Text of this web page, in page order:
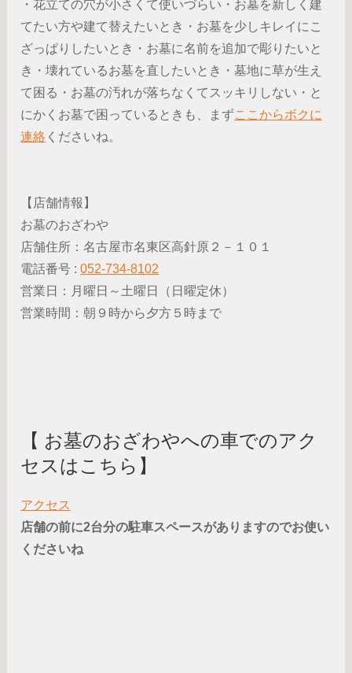
・花立ての穴が小さくて使いづらい・お墓を新しく建
てたい方や建て替えたいとき・お墓を少しキレイにこ
ざっぱりしたいとき・お墓に名前を追加で彫りたいと
き・壊れているお墓を直したいとき・墓地に草が生え
て困る・お墓の汚れが落ちなくてスッキリしない・と
にかくお墓で困っているときも、まずここからボクに
連絡 くださいね。
【店舗情報】
お墓のおざわや
店舗住所：名古屋市名東区高針原２－１０１
電話番号 :052-734-8102
営業日：月曜日～土曜日（日曜定休）
営業時間：朝９時から夕方５時まで
【 お墓のおざわやへの車でのアク
セスはこちら】
アクセス
店舗の前に2台分の駐車スペースがありますのでお使い
くださいね